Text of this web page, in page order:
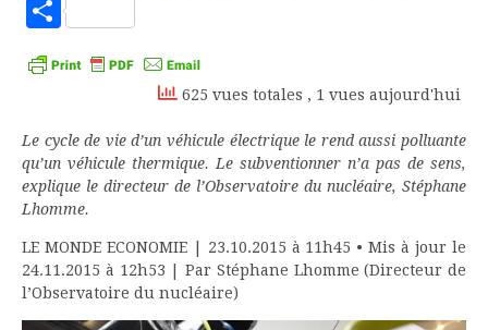
Partager
625 vues totales , 1 vues aujourd'hui
Le cycle de vie d’un véhicule électrique le rend aussi polluante
qu’un véhicule thermique. Le subventionner n’a pas de sens,
explique le directeur de l’Observatoire du nucléaire, Stéphane
Lhomme.
LE MONDE ECONOMIE| 23.10.2015 à 11h45 • Mis à jour le
24.11.2015 à 12h53
Par Stéphane Lhomme (Directeur de
l’Observatoire du nucléaire)